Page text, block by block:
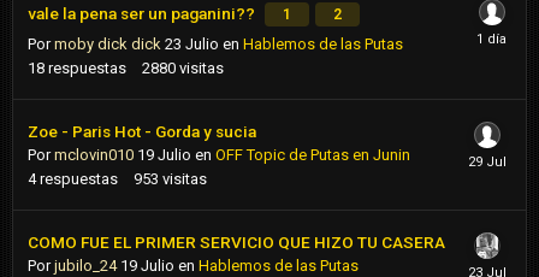
vale la pena ser un paganini?? 1 2
Pormoby dick dick 23 Julio en Hablemos de las Putas
18 respuestas 2880 visitas
Zoe - Paris Hot - Gorda y sucia
Pormclovin010 19 Julio en OFF Topic de Putas en Junin
4 respuestas 953 visitas
COMO FUE EL PRIMER SERVICIO QUE HIZO TU CASERA
Porjubilo_24 19 Julio en Hablemos de las Putas